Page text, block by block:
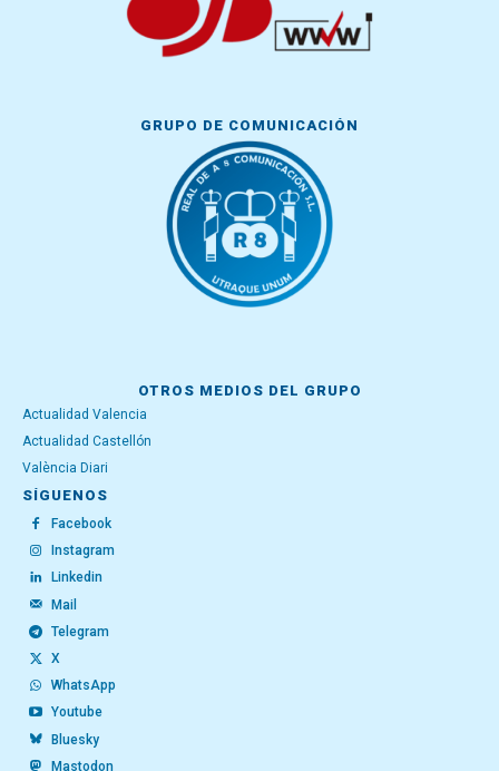
GRUPO DE COMUNICACIÓN
OTROS MEDIOS DEL GRUPO
Actualidad Valencia
Actualidad Castellón
València Diari
SÍGUENOS
Facebook
Instagram
Linkedin
Mail
Telegram
X
WhatsApp
Youtube
Bluesky
Mastodon